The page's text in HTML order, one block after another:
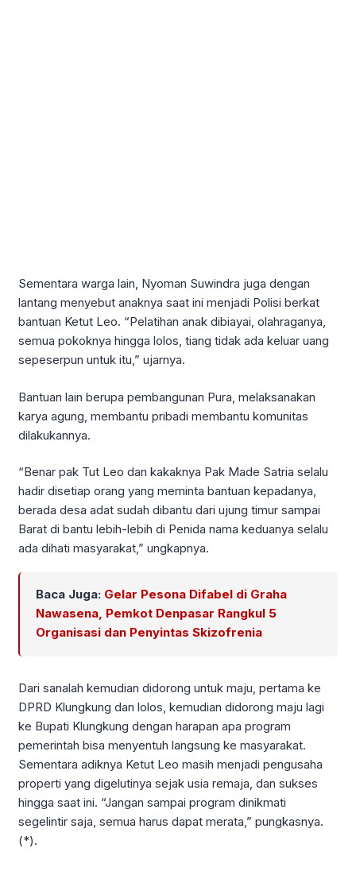
Sementara warga lain, Nyoman Suwindra juga dengan
lantang menyebut anaknya saat ini menjadi Polisi berkat
bantuan Ketut Leo. “Pelatihan anak dibiayai, olahraganya,
semua pokoknya hingga lolos, tiang tidak ada keluar uang
sepeserpun untuk itu,” ujarnya.
Bantuan lain berupa pembangunan Pura, melaksanakan
karya agung, membantu pribadi membantu komunitas
dilakukannya.
“Benar pak Tut Leo dan kakaknya Pak Made Satria selalu
hadir disetiap orang yang meminta bantuan kepadanya,
berada desa adat sudah dibantu dari ujung timur sampai
Barat di bantu lebih-lebih di Penida nama keduanya selalu
ada dihati masyarakat,” ungkapnya.
Baca Juga: Gelar Pesona Difabel di Graha
Nawasena, Pemkot Denpasar Rangkul 5
Organisasi dan Penyintas Skizofrenia
Dari sanalah kemudian didorong untuk maju, pertama ke
DPRD Klungkung dan lolos, kemudian didorong maju lagi
ke Bupati Klungkung dengan harapan apa program
pemerintah bisa menyentuh langsung ke masyarakat.
Sementara adiknya Ketut Leo masih menjadi pengusaha
properti yang digelutinya sejak usia remaja, dan sukses
hingga saat ini. “Jangan sampai program dinikmati
segelintir saja, semua harus dapat merata,” pungkasnya.
(*).